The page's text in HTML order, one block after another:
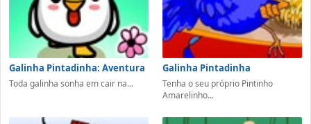
Galinha Pintadinha: Aventura
Toda galinha sonha em cair na...
Galinha Pintadinha
Tenha o seu próprio Pintinho
Amarelinho...